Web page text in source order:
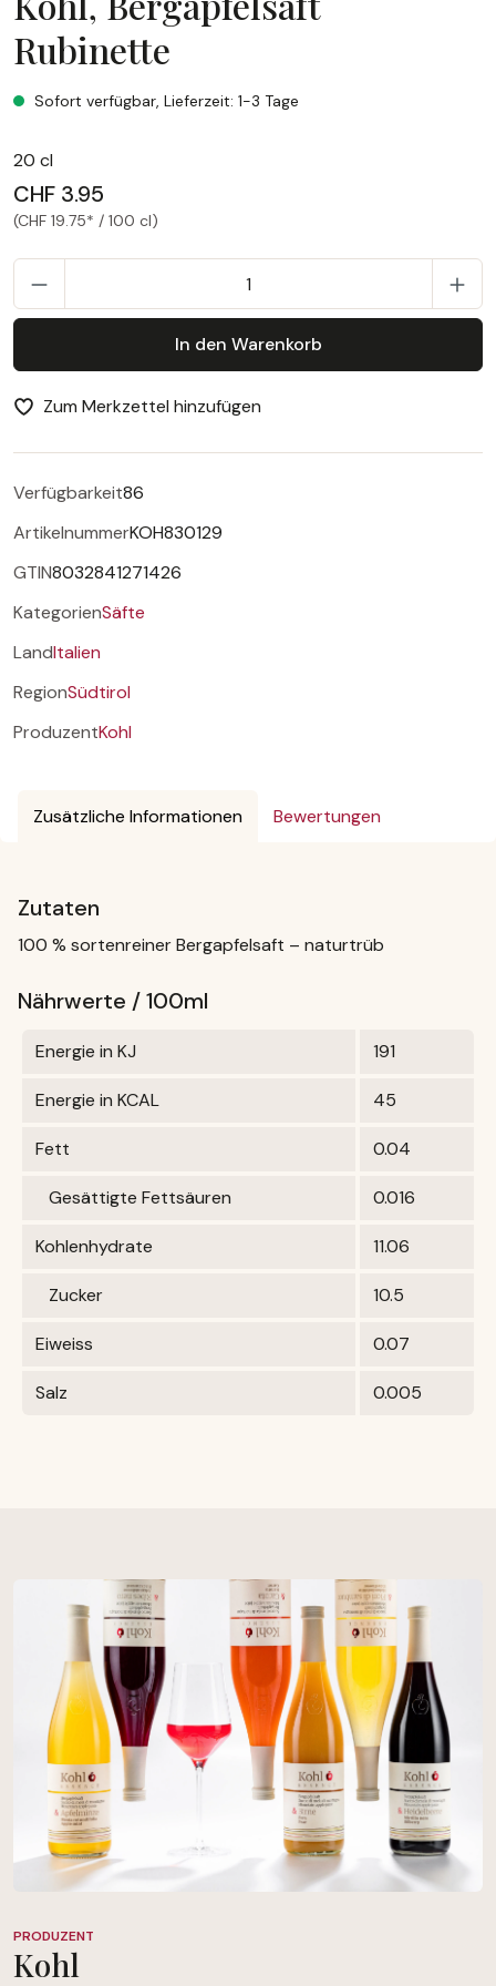
Rubinette
Kohl, Bergapfelsaft Rubinette
Sofort verfügbar, Lieferzeit: 1-3 Tage
20 cl
CHF 3.95
(CHF 19.75* / 100 cl)
In den Warenkorb
Zum Merkzettel hinzufügen
Verfügbarkeit86
ArtikelnummerKOH830129
GTIN8032841271426
KategorienSäfte
LandItalien
RegionSüdtirol
ProduzentKohl
Zusätzliche Informationen Bewertungen
Zutaten
100 % sortenreiner Bergapfelsaft – naturtrüb
Nährwerte / 100ml
Energie in KJ 191
Energie in KCAL 45
Fett 0.04
Gesättigte Fettsäuren 0.016
Kohlenhydrate 11.06
Zucker 10.5
Eiweiss 0.07
Salz 0.005
PRODUZENT
Kohl